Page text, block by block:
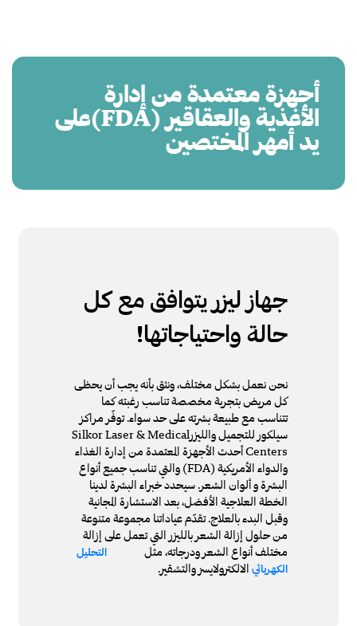
أجهزة معتمدة من إدارة
الأغذية والعقاقير (FDA)على
يد أمهر المختصين
جهاز ليزر يتوافق مع كل
حالة واحتياجاتها!
نحن نعمل بشكل مختلف، ونثق بأنه يجب أن يحظى
كل مريض بتجربة مخصصة تناسب رغبته كما
تتناسب مع طبيعة بشرته على حد سواء. توفّر مراكز
سيلكور للتجميل والليزرSilkor Laser & Medical
Centers أحدث الأجهزة المعتمدة من إدارة الغذاء
والدواء الأمريكية (FDA) والتي تناسب جميع أنواع
البشرة و ألوان الشعر. سيحدد خبراء البشرة لدينا
الخطة العلاجية الأفضل، بعد الاستشارة المجانية
وقبل البدء بالعلاج. تقدّم عياداتنا مجموعة متنوعة
من حلول إزالة الشعر بالليزر التي تعمل على إزالة
مختلف أنواع الشعر ودرجاته، مثل
التحليل
الكهربائي الالكترولايسز والتشقير.